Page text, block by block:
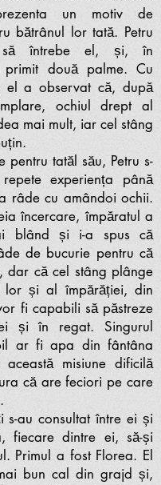
un motiv de
bătrânul lor tată. Petru
întrebe el, și, în
primit două palme. Cu
el a observat că, după
ochiul drept al
mai mult, iar cel stâng
tatăl său, Petru s-
experiența până
râde cu amândoi ochii.
încercare, împăratul a
blând și i-a spus că
de bucurie pentru că
dar că cel stâng plânge
lor și al împărăției, din
fi capabili să păstreze
și în regat. Singurul
ar fi apa din fântâna
misiune dificilă
că are feciori pe care
au consultat între ei și
fiecare dintre ei, să-și
Primul a fost Florea. El
bun cal din grajd și,